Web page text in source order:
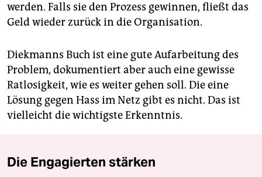
werden. Falls sie den Prozess gewinnen, fließt das
Geld wieder zurück in die Organisation.
Diekmanns Buch ist eine gute Aufarbeitung des
Problem, dokumentiert aber auch eine gewisse
Ratlosigkeit, wie es weiter gehen soll. Die eine
Lösung gegen Hass im Netz gibt es nicht. Das ist
vielleicht die wichtigste Erkenntnis.
Die Engagierten stärken